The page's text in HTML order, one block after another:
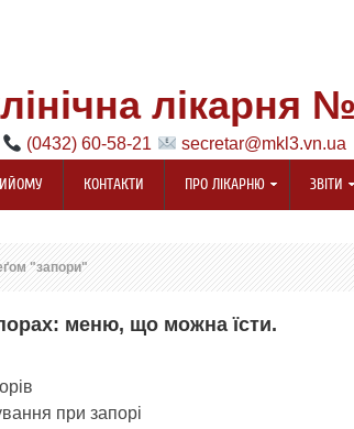
лікарня
(0432) 60-58-21 secretar@mkl3.vn.ua
КОНТАКТИ ПРО ЛІКАРНЮ ЗВІТИ
"запори"
меню, що можна їсти.
при запорі